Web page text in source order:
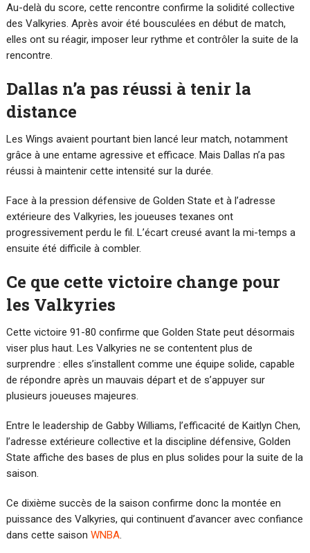
Au-delà du score, cette rencontre confirme la solidité collective
des Valkyries. Après avoir été bousculées en début de match,
elles ont su réagir, imposer leur rythme et contrôler la suite de la
rencontre.
Dallas n’a pas réussi à tenir la
distance
Les Wings avaient pourtant bien lancé leur match, notamment
grâce à une entame agressive et efficace. Mais Dallas n’a pas
réussi à maintenir cette intensité sur la durée.
Face à la pression défensive de Golden State et à l’adresse
extérieure des Valkyries, les joueuses texanes ont
progressivement perdu le fil. L’écart creusé avant la mi-temps a
ensuite été difficile à combler.
Ce que cette victoire change pour
les Valkyries
Cette victoire 91-80 confirme que Golden State peut désormais
viser plus haut. Les Valkyries ne se contentent plus de
surprendre : elles s’installent comme une équipe solide, capable
de répondre après un mauvais départ et de s’appuyer sur
plusieurs joueuses majeures.
Entre le leadership de Gabby Williams, l’efficacité de Kaitlyn Chen,
l’adresse extérieure collective et la discipline défensive, Golden
State affiche des bases de plus en plus solides pour la suite de la
saison.
Ce dixième succès de la saison confirme donc la montée en
puissance des Valkyries, qui continuent d’avancer avec confiance
dans cette saison WNBA.